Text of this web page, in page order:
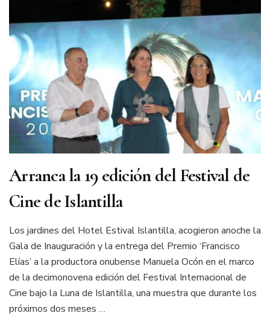
Arranca la 19 edición del Festival de
Cine de Islantilla
Los jardines del Hotel Estival Islantilla, acogieron anoche la
Gala de Inauguración y la entrega del Premio ‘Francisco
Elías’ a la productora onubense Manuela Ocón en el marco
de la decimonovena edición del Festival Internacional de
Cine bajo la Luna de Islantilla, una muestra que durante los
próximos dos meses …